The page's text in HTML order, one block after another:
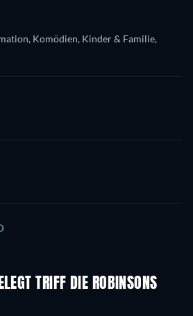
Komödien, Kinder & Familie,
TRIFF DIE ROBINSONS